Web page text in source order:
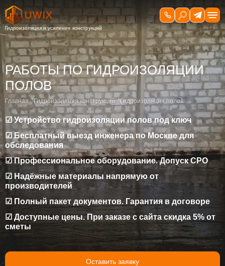
РАБОТЫ ПО ГИДРОИЗОЛЯЦИИ
ПОЛОВ
Главная Гидроизоляция конструкций Гидроизоляция полов
☑ Устройство гидроизоляции полов под ключ
☑ Бесплатный выезд инженера по Москве для
обследования
☑ Профессиональное оборудование. Допуск СРО
☑ Надёжные материалы напрямую от
производителей
☑ Полный пакет документов. Гарантия в договоре
☑ Доступные цены. При заказе с сайта скидка 5% от
сметы
Оставить заявку